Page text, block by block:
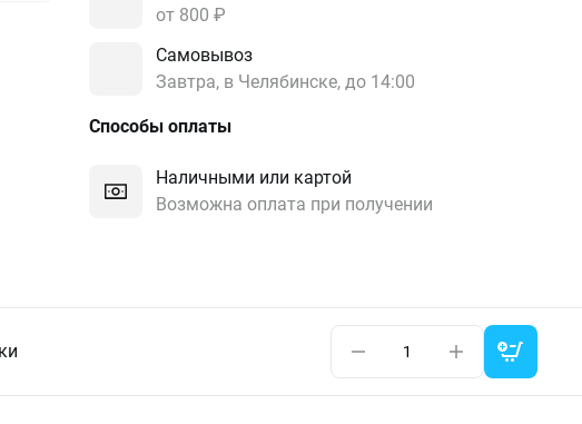
от 800 ₽
Самовывоз
Завтра, в Челябинске, до 14:00
Способы оплаты
Наличными или картой
Возможна оплата при получении